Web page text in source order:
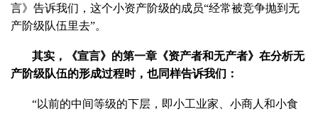
言》告诉我们，这个小资产阶级的成员“经常被竞争抛到无
产阶级队伍里去”。
其实，《宣言》的第一章《资产者和无产者》在分析无
产阶级队伍的形成过程时，也同样告诉我们：
“以前的中间等级的下层，即小工业家、小商人和小食